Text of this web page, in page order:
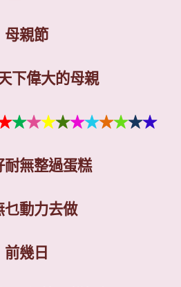
母親節
下偉大的母親
★★★★★★★★★★
耐無整過蛋糕
乜動力去做
前幾日